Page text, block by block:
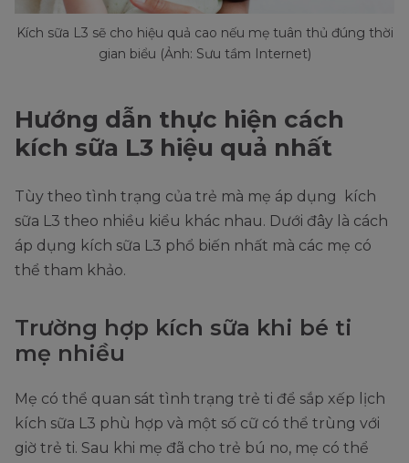
Kích sữa L3 sẽ cho hiệu quả cao nếu mẹ tuân thủ đúng thời
gian biểu (Ảnh: Sưu tầm Internet)
Hướng dẫn thực hiện cách
kích sữa L3 hiệu quả nhất
Tùy theo tình trạng của trẻ mà mẹ áp dụng kích
sữa L3 theo nhiều kiểu khác nhau. Dưới đây là cách
áp dụng kích sữa L3 phổ biến nhất mà các mẹ có
thể tham khảo.
Trường hợp kích sữa khi bé ti
mẹ nhiều
Mẹ có thể quan sát tình trạng trẻ ti để sắp xếp lịch
kích sữa L3 phù hợp và một số cữ có thể trùng với
giờ trẻ ti. Sau khi mẹ đã cho trẻ bú no, mẹ có thể